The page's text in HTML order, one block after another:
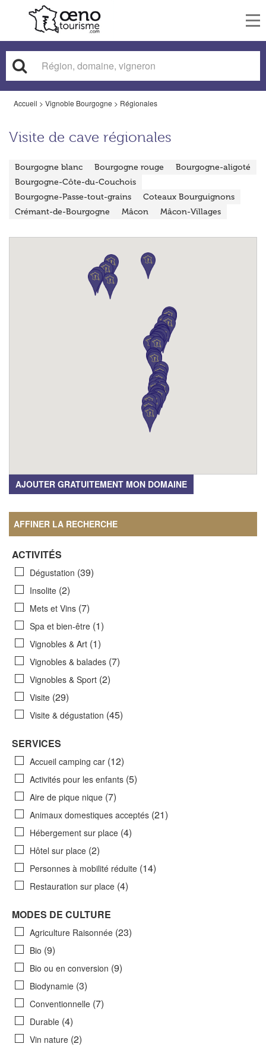
Accueil > Vignoble Bourgogne > Régionales
Visite de cave régionales
Bourgogne blanc Bourgogne rouge
Bourgogne-aligoté
Bourgogne-Côte-du-Couchois
Bourgogne-Passe-tout-grains
Coteaux Bourguignons
Crémant-de-Bourgogne
Mâcon Mâcon-Villages
AJOUTER GRATUITEMENT MON DOMAINE
AFFINER LA RECHERCHE
ACTIVITÉS
Dégustation (39)
Insolite (2)
Mets et Vins (7)
Spa et bien-être (1)
Vignobles & Art (1)
Vignobles & balades (7)
Vignobles & Sport (2)
Visite (29)
Visite & dégustation (45)
SERVICES
Accueil camping car (12)
Activités pour les enfants (5)
Aire de pique nique (7)
Animaux domestiques acceptés (21)
Hébergement sur place (4)
Hôtel sur place (2)
Personnes à mobilité réduite (14)
Restauration sur place (4)
MODES DE CULTURE
Agriculture Raisonnée (23)
Bio (9)
Bio ou en conversion (9)
Biodynamie (3)
Conventionnelle (7)
Durable (4)
Vin nature (2)